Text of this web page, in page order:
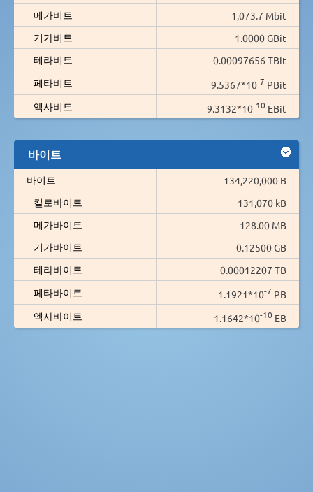
메가비트
1,073.7 Mbit
기가비트
1.0000 GBit
테라비트
0.00097656 TBit
페타비트
9.5367*10-7 PBit
엑사비트
9.3132*10-10 EBit
바이트
바이트
134,220,000 B
킬로바이트
131,070 kB
메가바이트
128.00 MB
기가바이트
0.12500 GB
테라바이트
0.00012207 TB
페타바이트
1.1921*10-7 PB
엑사바이트
1.1642*10-10 EB